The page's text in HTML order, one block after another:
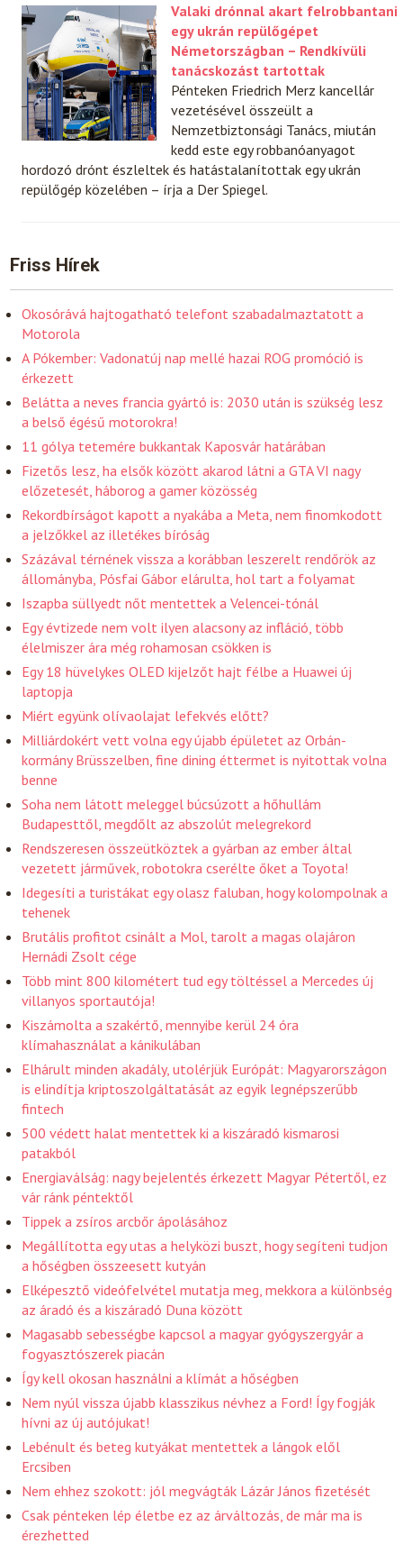
Valaki drónnal akart felrobbantani
egy ukrán repülőgépet
Németországban – Rendkívüli
tanácskozást tartottak
Pénteken Friedrich Merz kancellár
vezetésével összeült a
Nemzetbiztonsági Tanács, miután
kedd este egy robbanóanyagot
hordozó drónt észleltek és hatástalanítottak egy ukrán
repülőgép közelében – írja a Der Spiegel.
Friss Hírek
Okosórává hajtogatható telefont szabadalmaztatott a
Motorola
A Pókember: Vadonatúj nap mellé hazai ROG promóció is
érkezett
Belátta a neves francia gyártó is: 2030 után is szükség lesz
a belső égésű motorokra!
11 gólya tetemére bukkantak Kaposvár határában
Fizetős lesz, ha elsők között akarod látni a GTA VI nagy
előzetesét, háborog a gamer közösség
Rekordbírságot kapott a nyakába a Meta, nem finomkodott
a jelzőkkel az illetékes bíróság
Százával térnének vissza a korábban leszerelt rendőrök az
állományba, Pósfai Gábor elárulta, hol tart a folyamat
Iszapba süllyedt nőt mentettek a Velencei-tónál
Egy évtizede nem volt ilyen alacsony az infláció, több
élelmiszer ára még rohamosan csökken is
Egy 18 hüvelykes OLED kijelzőt hajt félbe a Huawei új
laptopja
Miért együnk olívaolajat lefekvés előtt?
Milliárdokért vett volna egy újabb épületet az Orbán-
kormány Brüsszelben, fine dining éttermet is nyitottak volna
benne
Soha nem látott meleggel búcsúzott a hőhullám
Budapesttől, megdőlt az abszolút melegrekord
Rendszeresen összeütköztek a gyárban az ember által
vezetett járművek, robotokra cserélte őket a Toyota!
Idegesíti a turistákat egy olasz faluban, hogy kolompolnak a
tehenek
Brutális profitot csinált a Mol, tarolt a magas olajáron
Hernádi Zsolt cége
Több mint 800 kilométert tud egy töltéssel a Mercedes új
villanyos sportautója!
Kiszámolta a szakértő, mennyibe kerül 24 óra
klímahasználat a kánikulában
Elhárult minden akadály, utolérjük Európát: Magyarországon
is elindítja kriptoszolgáltatását az egyik legnépszerűbb
fintech
500 védett halat mentettek ki a kiszáradó kismarosi
patakból
Energiaválság: nagy bejelentés érkezett Magyar Pétertől, ez
vár ránk péntektől
Tippek a zsíros arcbőr ápolásához
Megállította egy utas a helyközi buszt, hogy segíteni tudjon
a hőségben összeesett kutyán
Elképesztő videófelvétel mutatja meg, mekkora a különbség
az áradó és a kiszáradó Duna között
Magasabb sebességbe kapcsol a magyar gyógyszergyár a
fogyasztószerek piacán
Így kell okosan használni a klímát a hőségben
Nem nyúl vissza újabb klasszikus névhez a Ford! Így fogják
hívni az új autójukat!
Lebénult és beteg kutyákat mentettek a lángok elől
Ercsiben
Nem ehhez szokott: jól megvágták Lázár János fizetését
Csak pénteken lép életbe ez az árváltozás, de már ma is
érezhetted